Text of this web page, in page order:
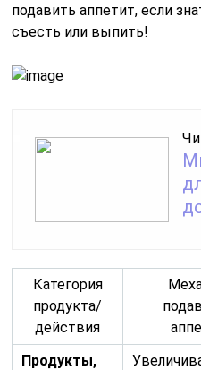
подавить аппетит, если
съесть или выпить!
Категория
продукта/
действия
Продукты,